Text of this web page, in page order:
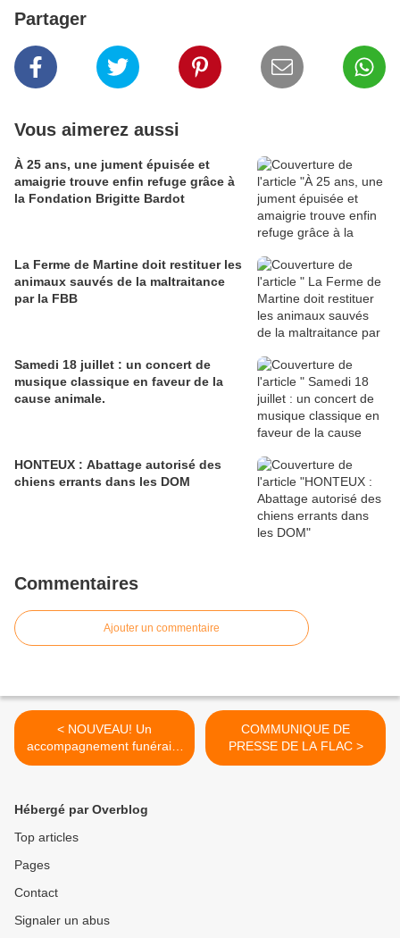
Partager
Vous aimerez aussi
À 25 ans, une jument épuisée et
amaigrie trouve enfin refuge grâce à
la Fondation Brigitte Bardot
La Ferme de Martine doit restituer les
animaux sauvés de la maltraitance
par la FBB
Samedi 18 juillet : un concert de
musique classique en faveur de la
cause animale.
HONTEUX : Abattage autorisé des
chiens errants dans les DOM
Commentaires
Ajouter un commentaire
< NOUVEAU! Un
accompagnement funéraire
digne!
COMMUNIQUE DE
PRESSE DE LA FLAC >
Hébergé par Overblog
Top articles
Pages
Contact
Signaler un abus